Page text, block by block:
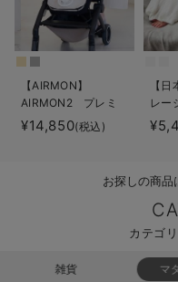
新生児スリーパー・ベビーパジ
ベビー リュック
ベビー 小物
赤ちゃん お風呂・ベビースキン
おむつ関連グッズ
快適機能ウェア特集 ボトムス
快適機能ウェア特集 パジャマ
erbaviva（エルバビーバ）
安心の日本製。先輩ママが買ってよかった！本当
買って正解！高評価レビューア
冬に可愛いニットがお得！
親子コーデ｜ママとベビーにお
【AIRMON】
AIRMON2 プレミ
アム
¥14,850(税込)
【
レー
ス＆
お探しの商品
カテゴ
雑貨 マ